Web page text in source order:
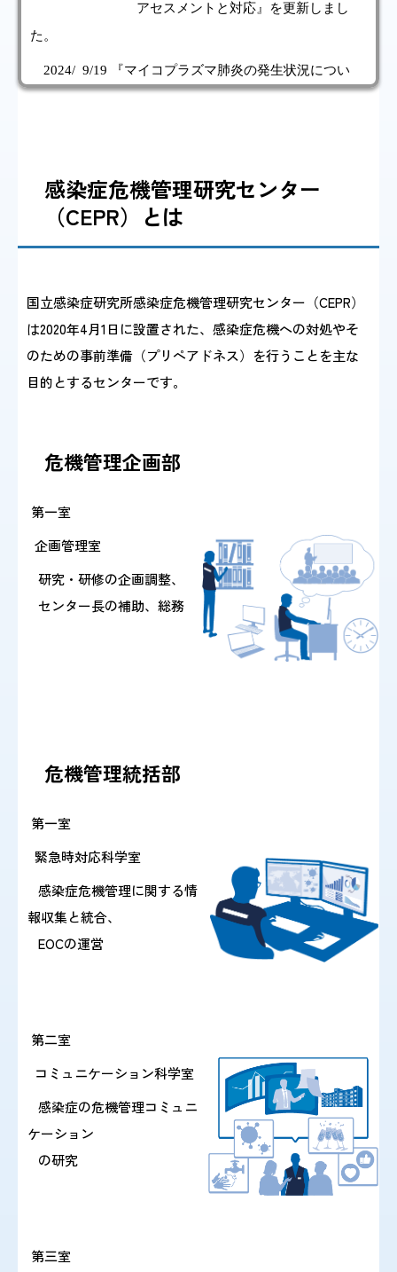
アセスメントと対応』を更新しまし
た。
2024/ 9/19 『マイコプラズマ肺炎の発生状況につい
異株 KP.3系統について』を掲載しま
した。
2024/ 8/30 『国内外におけるダニ媒介脳炎の発生状況
について』
を掲載しました。
を掲載しました。
2024/ 8/ 1 『国内外における重症熱性血小板減少症候
群(SFTS)の発生状況について』
を掲載しました。
2024/ 7/ 1 『国内における劇症型溶血性レンサ球菌感
アセスメントと対応』を更新しまし
た。
2024/ 3/26 『令和6年度 第1回感染症危機管理研修
会』を掲載しました。
2024/ 3/21 『複数国で報告されているエムポックスに
感染症危機管理研究センター
（CEPR）とは
国立感染症研究所感染症危機管理研究センター（CEPR）
は2020年4月1日に設置された、感染症危機への対処やそ
のための事前準備（プリペアドネス）を行うことを主な
目的とするセンターです。
危機管理企画部
第一室
企画管理室
研究・研修の企画調整、
センター長の補助、総務
危機管理統括部
第一室
緊急時対応科学室
感染症危機管理に関する情
報収集と統合、
EOCの運営
第二室
コミュニケーション科学室
感染症の危機管理コミュニ
ケーション
の研究
第三室